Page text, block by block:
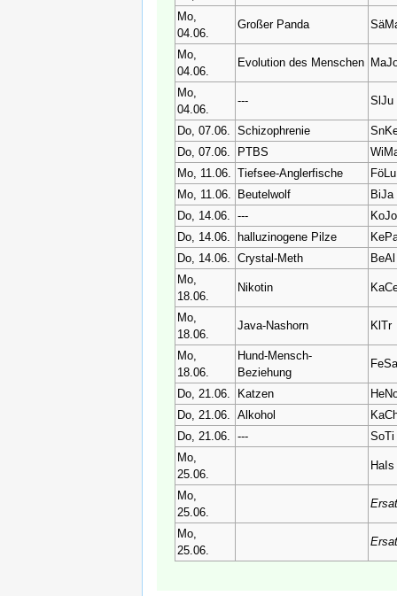
Mo,
04.06.
Großer Panda
Mo,
04.06.
Evolution des Menschen
Mo,
04.06.
--- SlJu
Do, 07.06. Schizophrenie
Do, 07.06.
PTBS
Mo, 11.06.
Tiefsee-Anglerfische
FöLu
Mo, 11.06.
Beutelwolf
BiJa
Do, 14.06.
---
KoJo
Do, 14.06.
halluzinogene Pilze
Do, 14.06.
Crystal-Meth
BeAl
Mo,
18.06.
Nikotin
Mo,
18.06.
Java-Nashorn KlTr
Mo,
18.06.
Hund-Mensch-
Beziehung
Do, 21.06. Katzen
Do, 21.06.
Alkohol
Do, 21.06.
---
SoTi
Mo,
25.06.
Mo,
25.06.
Mo,
25.06.